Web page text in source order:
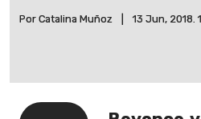
Por Catalina Muñoz 13 Jun, 2018.